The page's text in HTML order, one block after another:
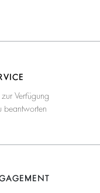
zur Verfügung
beantworten